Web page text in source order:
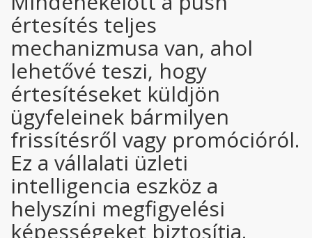
értesítés teljes
mechanizmusa van, ahol
lehetővé teszi, hogy
értesítéseket küldjön
ügyfeleinek bármilyen
frissítésről vagy promócióról.
Ez a vállalati üzleti
intelligencia eszköz a
helyszíni megfigyelési
képességeket biztosítja.